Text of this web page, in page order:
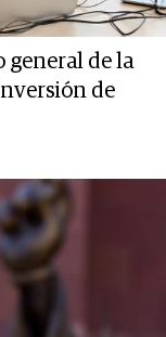
general de la
de